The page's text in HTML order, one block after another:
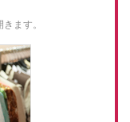
ます。